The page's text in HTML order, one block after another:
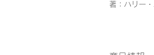
著：ハリー